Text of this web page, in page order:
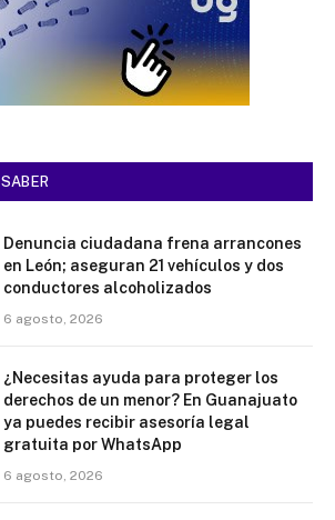
SABER
Denuncia ciudadana frena arrancones
en León; aseguran 21 vehículos y dos
conductores alcoholizados
6 agosto, 2026
¿Necesitas ayuda para proteger los
derechos de un menor? En Guanajuato
ya puedes recibir asesoría legal
gratuita por WhatsApp
6 agosto, 2026